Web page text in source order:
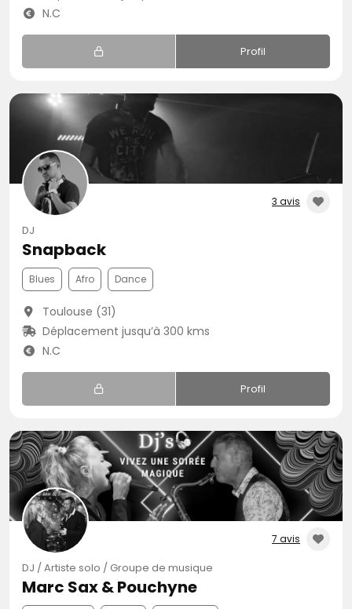
N.C
Profil
3 avis
DJ
Snapback
Blues Afro Dance
Toulouse (31)
Déplacement jusqu’à 300 kms
N.C
Profil
7 avis
DJ / Artiste solo / Groupe de musique
Marc Sax & Pouchyne